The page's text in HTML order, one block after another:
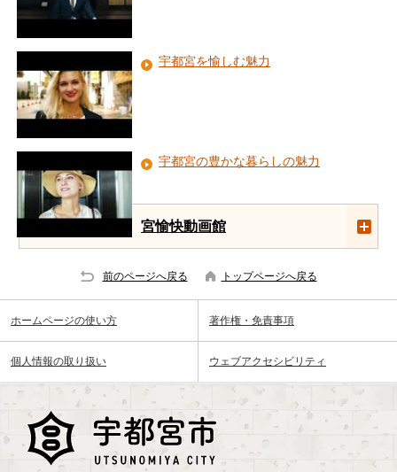
宇都宮を愉しむ魅力
宇都宮の豊かな暮らしの魅力
宮愉快動画館
前のページへ戻る トップページへ戻る
ホームページの使い方 著作権・免責事項
個人情報の取り扱い ウェブアクセシビリティ